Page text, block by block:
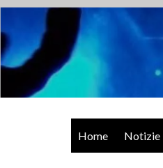
Salta
contenuto
Musica Rock, Metal, Punk e varie
Home Notizie